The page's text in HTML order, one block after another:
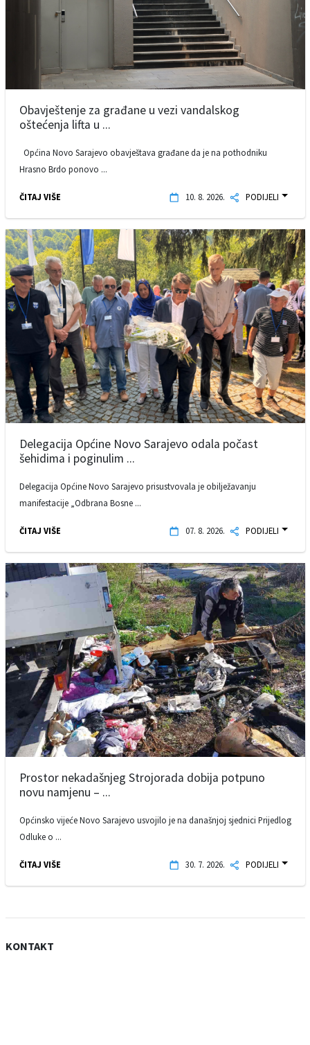
Obavještenje za građane u vezi vandalskog
oštećenja lifta u ...
Općina Novo Sarajevo obavještava građane da je na pothodniku
Hrasno Brdo ponovo ...
ČITAJ VIŠE 10. 8. 2026. PODIJELI
Delegacija Općine Novo Sarajevo odala počast
šehidima i poginulim ...
Delegacija Općine Novo Sarajevo prisustvovala je obilježavanju
manifestacije „Odbrana Bosne ...
ČITAJ VIŠE 07. 8. 2026. PODIJELI
Prostor nekadašnjeg Strojorada dobija potpuno
novu namjenu – ...
Općinsko vijeće Novo Sarajevo usvojilo je na današnjoj sjednici Prijedlog
Odluke o ...
ČITAJ VIŠE 30. 7. 2026. PODIJELI
KONTAKT